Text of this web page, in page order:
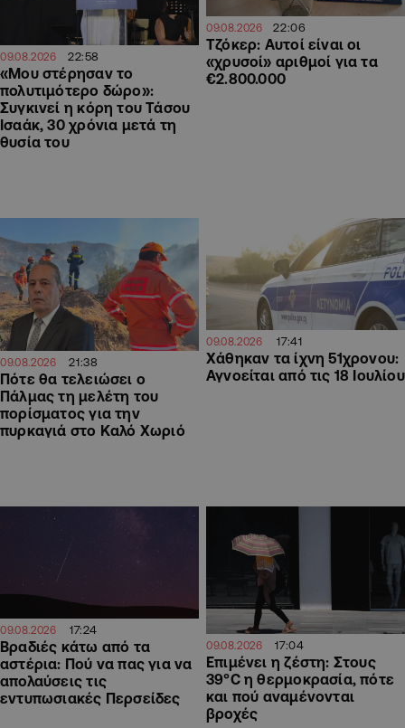
09.08.2026 22:58
«Μου στέρησαν το
πολυτιμότερο δώρο»:
Συγκινεί η κόρη του Τάσου
Ισαάκ, 30 χρόνια μετά τη
θυσία του
09.08.2026 22:06
Τζόκερ: Αυτοί είναι οι
«χρυσοί» αριθμοί για τα
€2.800.000
09.08.2026 21:38
Πότε θα τελειώσει ο
Πάλμας τη μελέτη του
πορίσματος για την
πυρκαγιά στο Καλό Χωριό
09.08.2026 17:41
Χάθηκαν τα ίχνη 51χρονου:
Αγνοείται από τις 18 Ιουλίου
09.08.2026 17:24
Βραδιές κάτω από τα
αστέρια: Πού να πας για να
απολαύσεις τις
εντυπωσιακές Περσείδες
09.08.2026 17:04
Επιμένει η ζέστη: Στους
39°C η θερμοκρασία, πότε
και πού αναμένονται
βροχές